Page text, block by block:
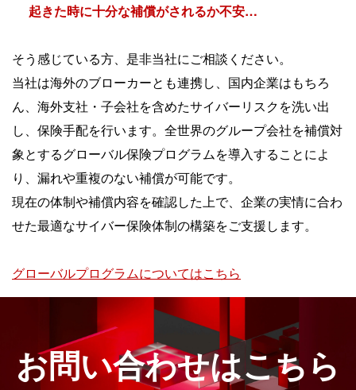
起きた時に十分な補償がされるか不安…
そう感じている方、是非当社にご相談ください。
当社は海外のブローカーとも連携し、国内企業はもちろ
ん、海外支社・子会社を含めたサイバーリスクを洗い出
し、保険手配を行います。全世界のグループ会社を補償対
象とするグローバル保険プログラムを導入することによ
り、漏れや重複のない補償が可能です。
現在の体制や補償内容を確認した上で、企業の実情に合わ
せた最適なサイバー保険体制の構築をご支援します。
グローバルプログラムについてはこちら
お問い合わせはこちら